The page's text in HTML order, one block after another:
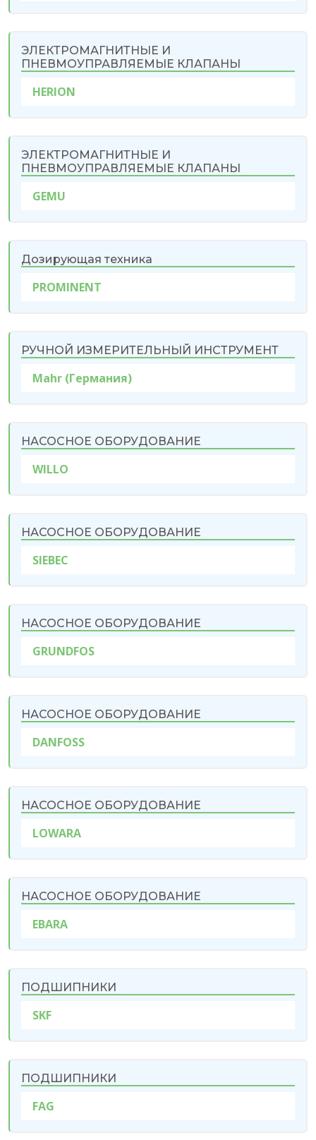
ЭЛЕКТРОМАГНИТНЫЕ И
ПНЕВМОУПРАВЛЯЕМЫЕ КЛАПАНЫ
HERIОN
ЭЛЕКТРОМАГНИТНЫЕ И
ПНЕВМОУПРАВЛЯЕМЫЕ КЛАПАНЫ
GEMU
Дозирующая техника
PROMINENT
РУЧНОЙ ИЗМЕРИТЕЛЬНЫЙ ИНСТРУМЕНТ
Mahr (Германия)
НАСОСНОЕ ОБОРУДОВАНИЕ
WILLO
НАСОСНОЕ ОБОРУДОВАНИЕ
SIEBEC
НАСОСНОЕ ОБОРУДОВАНИЕ
GRUNDFOS
НАСОСНОЕ ОБОРУДОВАНИЕ
DANFOSS
НАСОСНОЕ ОБОРУДОВАНИЕ
LOWARA
НАСОСНОЕ ОБОРУДОВАНИЕ
EBARA
ПОДШИПНИКИ
SKF
ПОДШИПНИКИ
FAG